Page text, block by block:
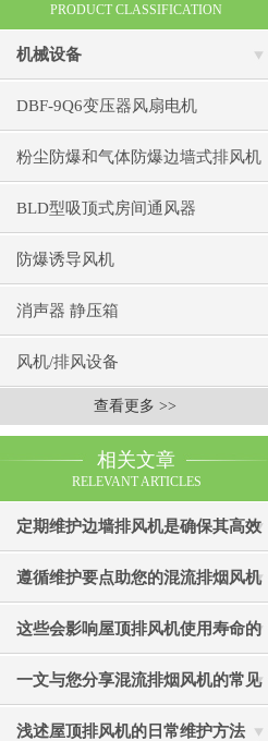
PRODUCT CLASSIFICATION
机械设备
DBF-9Q6变压器风扇电机
粉尘防爆和气体防爆边墙式排风机
BLD型吸顶式房间通风器
防爆诱导风机
消声器 静压箱
风机/排风设备
查看更多 >>
相关文章
RELEVANT ARTICLES
定期维护边墙排风机是确保其高效
通风效果的关键
遵循维护要点助您的混流排烟风机
成为真正“风中卫士”
这些会影响屋顶排风机使用寿命的
因素您知道吗？
一文与您分享混流排烟风机的常见
故障相应解决方法
浅述屋顶排风机的日常维护方法